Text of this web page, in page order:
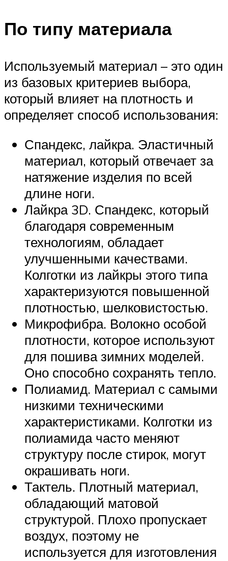
По типу материала
Используемый материал – это один
из базовых критериев выбора,
который влияет на плотность и
определяет способ использования:
Спандекс, лайкра. Эластичный
материал, который отвечает за
натяжение изделия по всей
длине ноги.
Лайкра 3D. Спандекс, который
благодаря современным
технологиям, обладает
улучшенными качествами.
Колготки из лайкры этого типа
характеризуются повышенной
плотностью, шелковистостью.
Микрофибра. Волокно особой
плотности, которое используют
для пошива зимних моделей.
Оно способно сохранять тепло.
Полиамид. Материал с самыми
низкими техническими
характеристиками. Колготки из
полиамида часто меняют
структуру после стирок, могут
окрашивать ноги.
Тактель. Плотный материал,
обладающий матовой
структурой. Плохо пропускает
воздух, поэтому не
используется для изготовления